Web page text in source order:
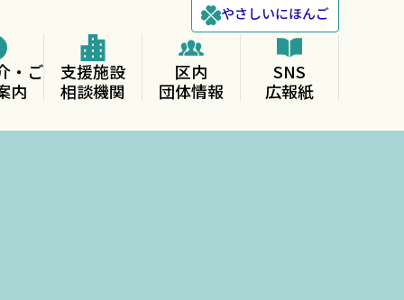
やさしいにほんご
・ご
内
支援施設
相談機関
区内
団体情報
SNS
広報紙